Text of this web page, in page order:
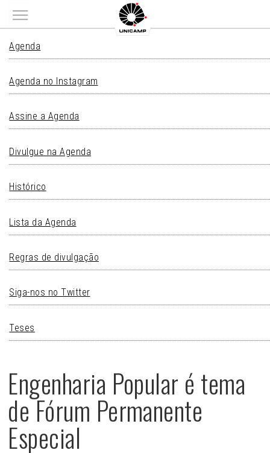
Main menu
AGENDA
Agenda
Agenda no Instagram
Assine a Agenda
Divulgue na Agenda
Histórico
Lista da Agenda
Regras de divulgação
Siga-nos no Twitter
Teses
Engenharia Popular é tema
de Fórum Permanente
Especial